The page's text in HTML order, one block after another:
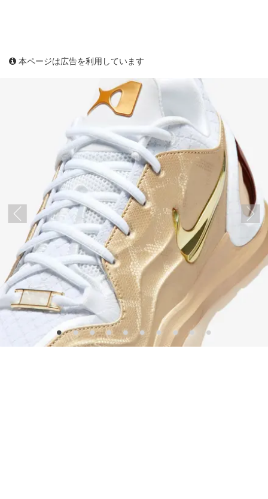
本ページは広告を利用しています